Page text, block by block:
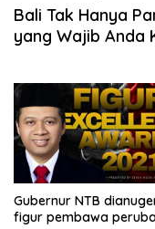
Bali Tak Hanya
yang Wajib Anda
Gubernur NTB
figur pembawa